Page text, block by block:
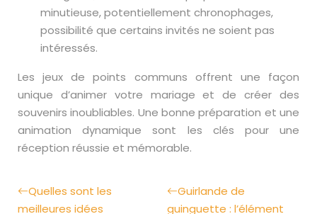
minutieuse, potentiellement chronophages,
possibilité que certains invités ne soient pas
intéressés.
Les jeux de points communs offrent une façon
unique d’animer votre mariage et de créer des
souvenirs inoubliables. Une bonne préparation et une
animation dynamique sont les clés pour une
réception réussie et mémorable.
Quelles sont les
meilleures idées
Guirlande de
guinguette : l’élément